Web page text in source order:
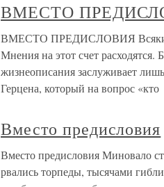
ВМЕСТО
ВМЕСТО ПРЕДИСЛОВИЯ Всякий
Мнения на этот счет
жизнеописания заслуживает
Герцена, который на вопрос «кто
Вместо предисловия
Вместо предисловия Миновало
рвались торпеды, тысячами